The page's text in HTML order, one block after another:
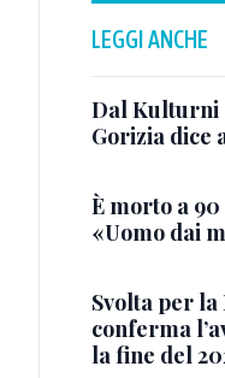
LEGGI ANCHE
Dal Kulturni
Gorizia dice
È morto a
«Uomo dai
Svolta per
conferma
la fine del